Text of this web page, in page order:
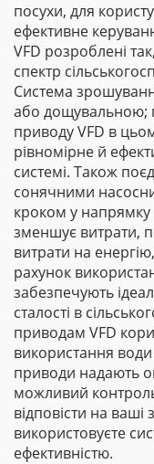
посухи, для
ефективне
VFD розроблені
спектр
Система
або дощувальною;
приводу VFD в
рівномірне й
системі. Також
сонячними
кроком у
зменшує витрати,
витрати на
рахунок
забезпечують
сталості в
приводам VFD
використання
приводи надають
можливий
відповісти на
використовуєте
ефективністю.